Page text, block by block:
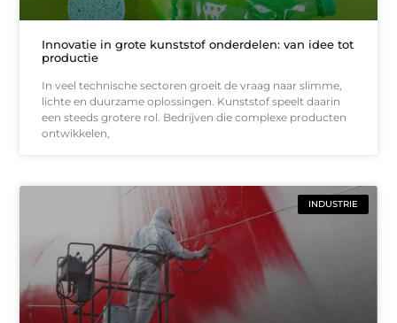
Innovatie in grote kunststof onderdelen: van idee tot
productie
In veel technische sectoren groeit de vraag naar slimme,
lichte en duurzame oplossingen. Kunststof speelt daarin
een steeds grotere rol. Bedrijven die complexe producten
ontwikkelen,
INDUSTRIE